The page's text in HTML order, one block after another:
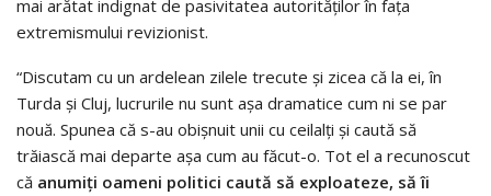
mai arătat indignat de pasivitatea autorităţilor în faţa
extremismului revizionist.
“Discutam cu un ardelean zilele trecute şi zicea că la ei, în
Turda şi Cluj, lucrurile nu sunt aşa dramatice cum ni se par
nouă. Spunea că s-au obişnuit unii cu ceilalţi şi caută să
trăiască mai departe aşa cum au făcut-o. Tot el a recunoscut
că anumiţi oameni politici caută să exploateze, să îi